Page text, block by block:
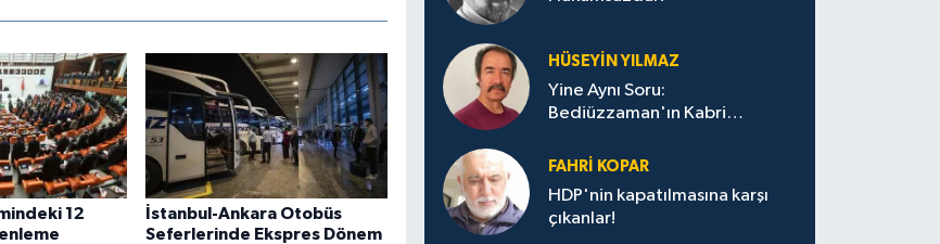
12
İstanbul-Ankara Otobüs
Seferlerinde Ekspres Dönem
HÜSEYIN YILMAZ
Yine Aynı Soru:
Bediüzzaman'ın Kabri
FAHRI KOPAR
HDP'nin kapatılmasına karşı
çıkanlar!